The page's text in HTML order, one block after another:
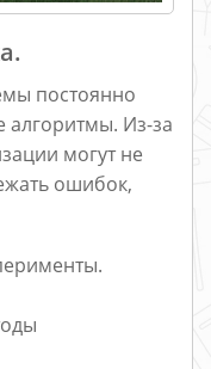
постоянно
алгоритмы. Из-за
могут не
ошибок,